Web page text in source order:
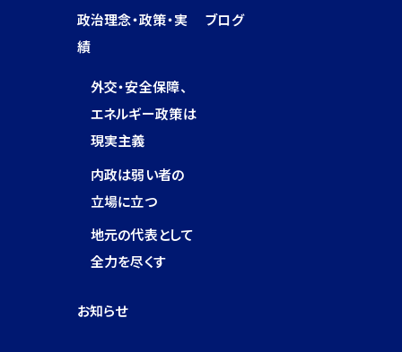
政治理念・政策・実
績
外交・安全保障、
エネルギー政策は
現実主義
内政は弱い者の
立場に立つ
地元の代表として
全力を尽くす
ブログ
お知らせ